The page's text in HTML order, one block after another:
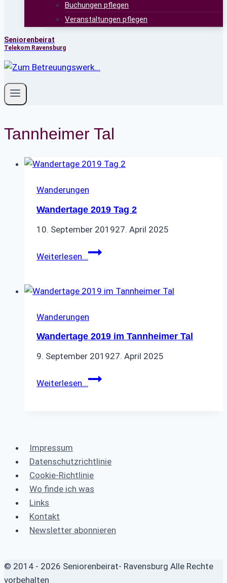
Buchungen pflegen
Veranstaltungen pflegen
Seniorenbeirat
Telekom Ravensburg
Tannheimer Tal
Wanderungen
Wandertage 2019 Tag 2
10. September 201927. April 2025
Weiterlesen...Wandertage
2
Wanderungen
Wandertage 2019 im Tannheimer Tal
9. September 201927. April 2025
Weiterlesen...Wandertage
Impressum
Datenschutzrichtlinie
Cookie-Richtlinie
Wo finde ich was
Links
Kontakt
Newsletter abonnieren
© 2014 - 2026 Seniorenbeirat- Ravensburg Alle Rechte
vorbehalten